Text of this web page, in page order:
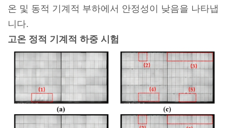
온 및 동적 기계적 부하에서 안정성이 낮음을 나타냅
니다.
고온 정적 기계적 하중 시험